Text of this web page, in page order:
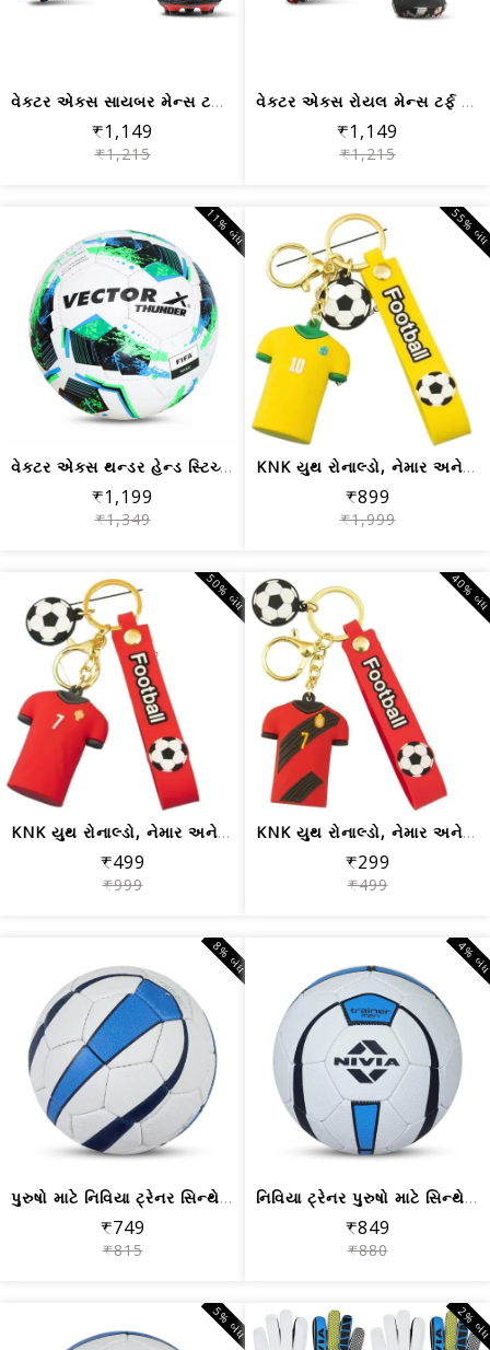
વેક્ટર એક્સ સાયબર મેન્સ ટર્ફ ફૂટબોલ શ...
₹1,149
₹1,215
વેક્ટર એક્સ રોયલ મેન્સ ટર્ફ ફૂટબોલ શૂ...
₹1,149
₹1,215
વેક્ટર એક્સ થન્ડર હેન્ડ સ્ટિચ્ડ ફૂટબો...
₹1,199
₹1,349
11% બંધ
KNK યુથ રોનાલ્ડો, નેમાર અને મેસ્સી સો...
₹899
₹1,999
55%
KNK યુથ રોનાલ્ડો, નેમાર અને મેસ્સી સો...
₹499
₹999
50% બંધ
KNK યુથ રોનાલ્ડો, નેમાર અને મેસ્સી સો...
₹299
₹499
40%
પુરુષો માટે નિવિયા ટ્રેનર સિન્થેટિક ર...
₹749
₹815
8% બંધ
નિવિયા ટ્રેનર પુરુષો માટે સિન્થેટિક ર...
₹849
₹880
4%
5% બંધ 2%